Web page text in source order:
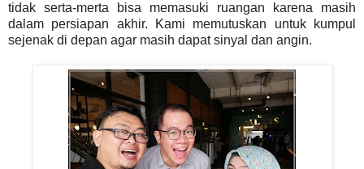
tidak serta-merta bisa memasuki ruangan karena masih
dalam persiapan akhir. Kami memutuskan untuk kumpul
sejenak di depan agar masih dapat sinyal dan angin.